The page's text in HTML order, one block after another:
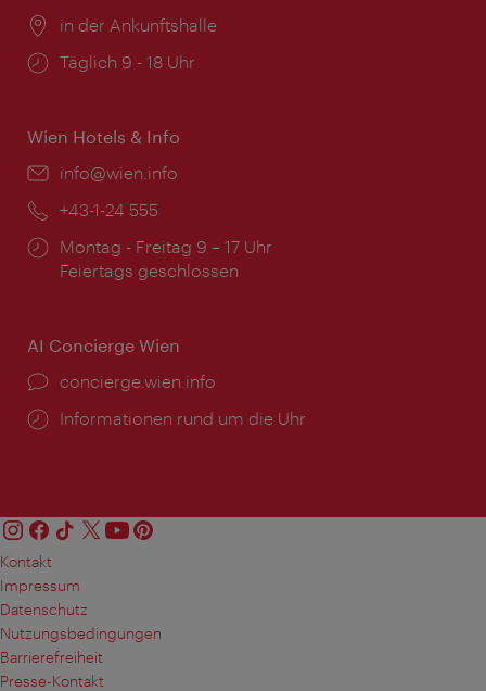
Ort:
in der Ankunftshalle
Öffnungszeiten:
Täglich 9 - 18 Uhr
Wien Hotels & Info
Email:
info@wien.info
Telefon:
+43-1-24 555
Öffnungszeiten:
Montag - Freitag 9 – 17 Uhr
Feiertags geschlossen
AI Concierge Wien
Ort:
concierge.wien.info
Öffnungszeiten:
Informationen rund um die Uhr
Kontakt
Impressum
Datenschutz
Nutzungsbedingungen
Barrierefreiheit
Presse-Kontakt